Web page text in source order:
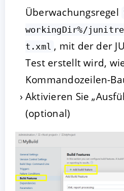
Überwachungsregel
workingDir%/
t.xml , mit der der
Test erstellt wird,
Kommandozeilen-
Aktivieren Sie
(optional)